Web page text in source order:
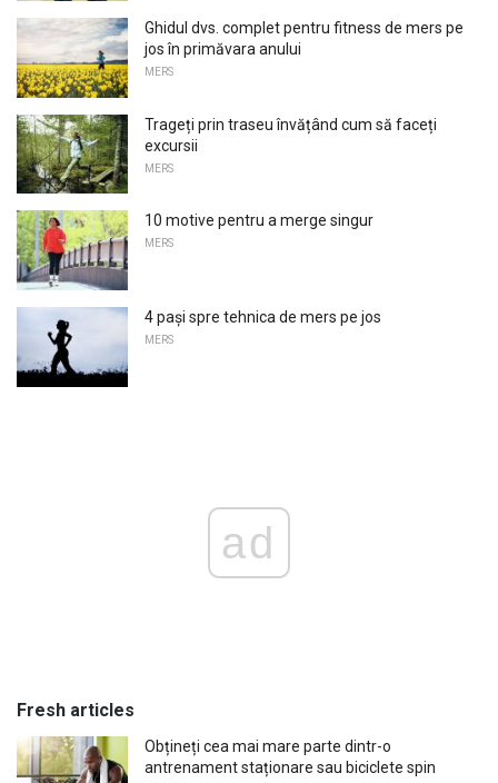
Ghidul dvs. complet pentru fitness de mers pe
jos în primăvara anului
MERS
Trageți prin traseu învățând cum să faceți
excursii
MERS
10 motive pentru a merge singur
MERS
4 pași spre tehnica de mers pe jos
MERS
ad
Fresh articles
Obțineți cea mai mare parte dintr-o
antrenament staționare sau biciclete spin